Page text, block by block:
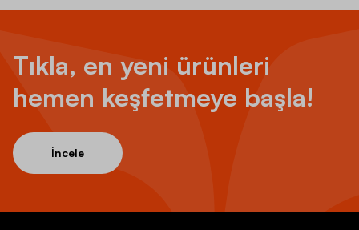
Tıkla, en yeni ürünleri
hemen keşfetmeye başla!
İncele